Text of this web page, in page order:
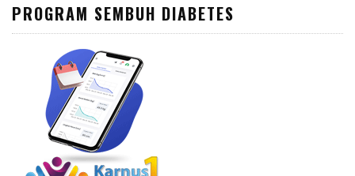
PROGRAM SEMBUH DIABETES